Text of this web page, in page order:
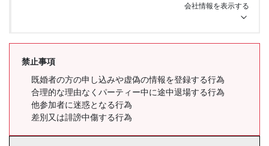
会社情報を表示する
禁止事項
既婚者の方の申し込みや虚偽の情報を登録する行為
合理的な理由なくパーティー中に途中退場する行為
他参加者に迷惑となる行為
差別又は誹謗中傷する行為